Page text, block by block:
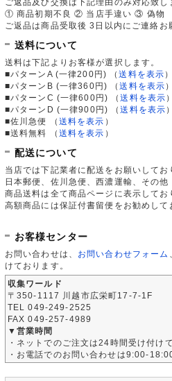
ご返品及び交換は下記理由のみ対応致し
① 商品初期不良 ② 当店手違い ③ 偽物
ご返品は商品受取後 3日以内にご連絡お
送料について
送料は下記よりお客様が選択します。
■パターンA (一律200円)
（送料を表示 ）
■パターンB (一律360円)
（送料を表示 ）
■パターンC (一律600円)
（送料を表示 ）
■パターンD (一律900円)
（送料を表示 ）
■佐川急便
（ 送料を表示 ）
■送料無料
（ 送料を表示 ）
配送について
当店では下記業者に配送をお願いしてお
日本郵便、佐川急便、西濃運輸、その
商品送料は全て商品ページに表示してお
高額商品には保証付書留便をお勧めして
お客様センター
お問い合わせは、 お問い合わせフォーム
けております。
収集ワールド
〒350-1117 川越市広栄町17-7-1F
TEL 049-249-2525
FAX 049-257-4989
▼営業時間
・ネットでのご注文は24時間受け付け
・お電話でのお問い合わせは9:00-